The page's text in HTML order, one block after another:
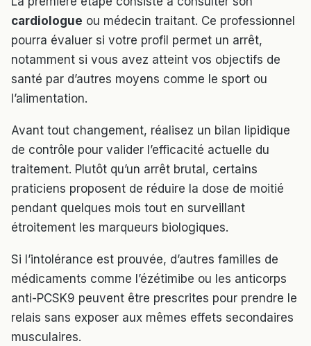
cardiologue ou médecin traitant. Ce professionnel
pourra évaluer si votre profil permet un arrêt,
notamment si vous avez atteint vos objectifs de
santé par d’autres moyens comme le sport ou
l’alimentation.
Avant tout changement, réalisez un bilan lipidique
de contrôle pour valider l’efficacité actuelle du
traitement. Plutôt qu’un arrêt brutal, certains
praticiens proposent de réduire la dose de moitié
pendant quelques mois tout en surveillant
étroitement les marqueurs biologiques.
Si l’intolérance est prouvée, d’autres familles de
médicaments comme l’ézétimibe ou les anticorps
anti-PCSK9 peuvent être prescrites pour prendre le
relais sans exposer aux mêmes effets secondaires
musculaires.